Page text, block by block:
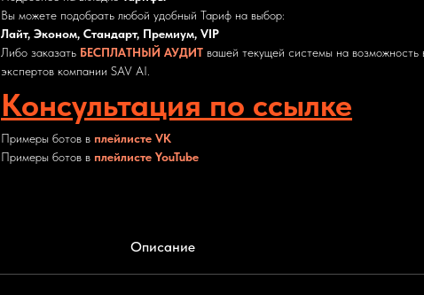
Вы можете подобрать любой удобный Тариф на выбор:
Лайт, Эконом, Стандарт, Премиум, VIP
Либо заказать БЕСПЛАТНЫЙ АУДИТ вашей текущей системы на
экспертов компании SAV AI.
Консультация по ссылке
Примеры ботов в плейлисте VK
Примеры ботов в плейлисте YouTube
Описание